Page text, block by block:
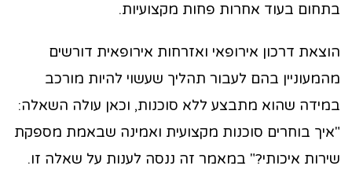
בתחום בעוד אחרות פחות מקצועיות.
הוצאת דרכון אירופאי ואזרחות אירופאית דורשים
מהמעוניין בהם לעבור תהליך שעשוי להיות מורכב
במידה שהוא מתבצע ללא סוכנות, וכאן עולה השאלה:
"איך בוחרים סוכנות מקצועית ואמינה שבאמת מספקת
שירות איכותי?" במאמר זה ננסה לענות על שאלה זו.